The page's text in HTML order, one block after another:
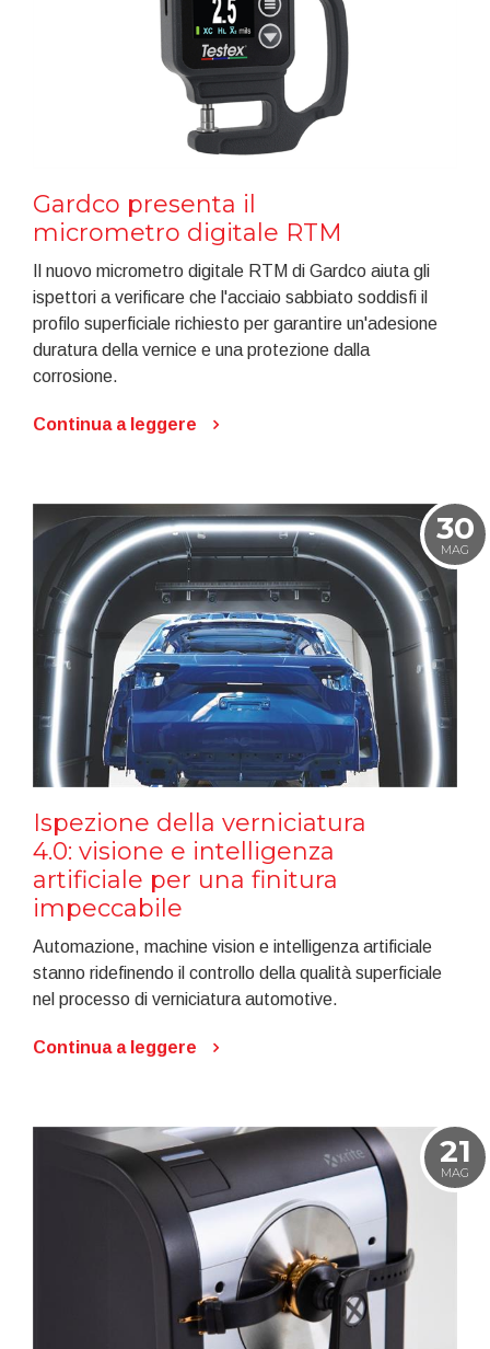
Gardco presenta il
micrometro digitale RTM
Il nuovo micrometro digitale RTM di Gardco aiuta gli
ispettori a verificare che l'acciaio sabbiato soddisfi il
profilo superficiale richiesto per garantire un'adesione
duratura della vernice e una protezione dalla
corrosione.
Continua a leggere
30
MAG
Ispezione della verniciatura
4.0: visione e intelligenza
artificiale per una finitura
impeccabile
Automazione, machine vision e intelligenza artificiale
stanno ridefinendo il controllo della qualità superficiale
nel processo di verniciatura automotive.
Continua a leggere
21
MAG